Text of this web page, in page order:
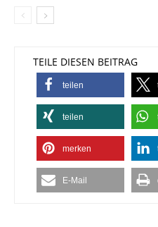
TEILE DIESEN BEITRAG
teilen
teilen
merken
E-Mail